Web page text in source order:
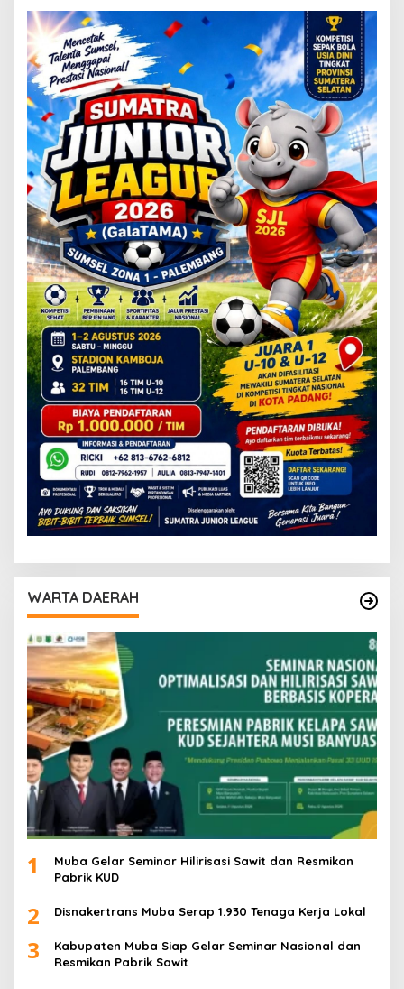
WARTA DAERAH
1
Muba Gelar Seminar Hilirisasi Sawit dan Resmikan
Pabrik KUD
2 Disnakertrans Muba Serap 1.930 Tenaga Kerja Lokal
3
Kabupaten Muba Siap Gelar Seminar Nasional dan
Resmikan Pabrik Sawit